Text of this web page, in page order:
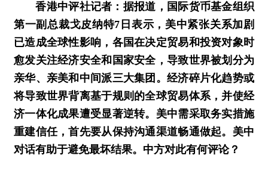
香港中评社记者：据报道，国际货币基金组织
第一副总裁戈皮纳特7日表示，美中紧张关系加剧
已造成全球性影响，各国在决定贸易和投资对象时
愈发关注经济安全和国家安全，导致世界被划分为
亲华、亲美和中间派三大集团。经济碎片化趋势或
将导致世界背离基于规则的全球贸易体系，并使经
济一体化成果遭受显著逆转。美中需采取务实措施
重建信任，首先要从保持沟通渠道畅通做起。美中
对话有助于避免最坏结果。中方对此有何评论？